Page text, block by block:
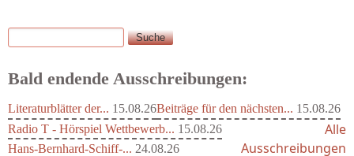
Suchformular
Suche
Bald endende Ausschreibungen:
Literaturblätter der... 15.08.26Beiträge für den nächsten... 15.08.26
Radio T - Hörspiel Wettbewerb... 15.08.26
Hans-Bernhard-Schiff-... 24.08.26
Alle
Ausschreibungen